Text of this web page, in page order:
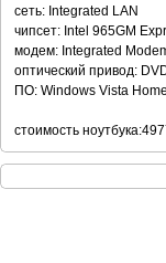
сеть: Integrated LAN
чипсет: Intel 965GM
модем: Integrated
оптический привод:
ПО: Windows Vista
стоимость